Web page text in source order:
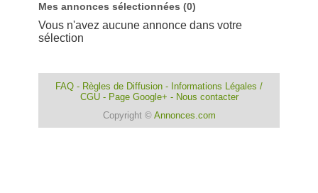
Mes annonces sélectionnées (0)
Vous n'avez aucune annonce dans votre
sélection
FAQ - Règles de Diffusion - Informations Légales /
CGU- Page Google+ - Nous contacter
Copyright © Annonces.com